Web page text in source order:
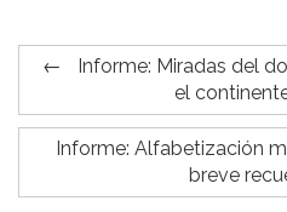
Informe: Miradas del
el
Informe: Alfabetización
breve